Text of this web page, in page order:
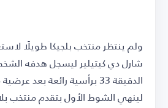
ولم ينتظر منتخب بلجيكا طويلًا
شارل دي كيتيلير ليسجل هدفه
الدقيقة 33 برأسية رائعة بعد
لينهي الشوط الأول بتقدم منتخب بلاده